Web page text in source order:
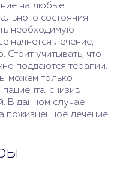
на любые
состояния
необходимую
начнется лечение,
учитывать, что
поддаются терапии.
можем только
снизив
В данном случае
пожизненное лечение